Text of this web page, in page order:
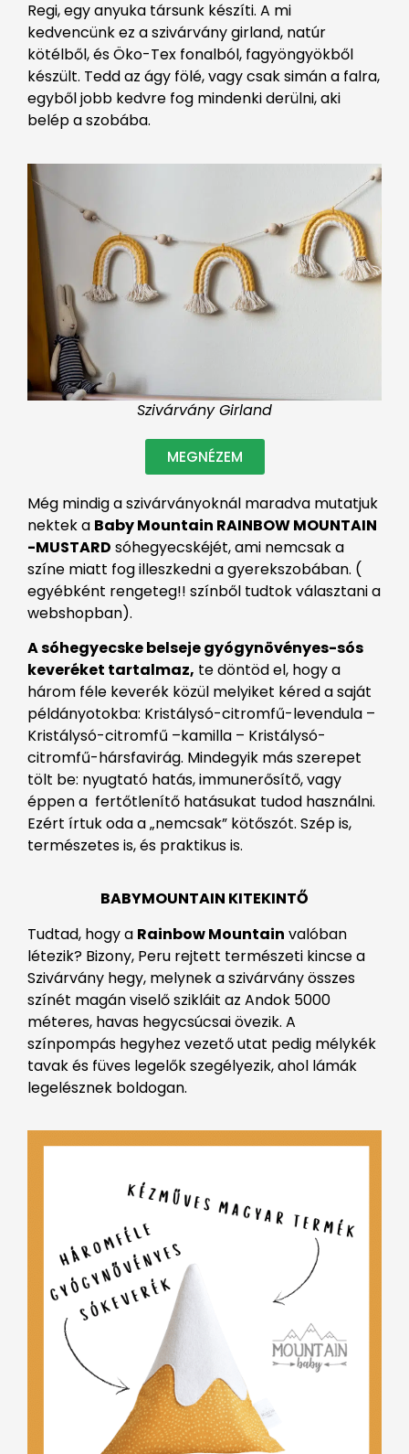
Regi, egy anyuka társunk készíti. A mi
kedvencünk ez a szivárvány girland, natúr
kötélből, és Öko-Tex fonalból, fagyöngyökből
készült. Tedd az ágy fölé, vagy csak simán a falra,
egyből jobb kedvre fog mindenki derülni, aki
belép a szobába.
Szivárvány Girland
MEGNÉZEM
Még mindig a szivárványoknál maradva mutatjuk
nektek a Baby Mountain RAINBOW MOUNTAIN
-MUSTARD sóhegyecskéjét, ami nemcsak a
színe miatt fog illeszkedni a gyerekszobában. (
egyébként rengeteg!! színből tudtok választani a
webshopban).
A sóhegyecske belseje gyógynövényes-sós
keveréket tartalmaz, te döntöd el, hogy a
három féle keverék közül melyiket kéred a saját
példányotokba: Kristálysó-citromfű-levendula –
Kristálysó-citromfű –kamilla – Kristálysó-
citromfű-hársfavirág. Mindegyik más szerepet
tölt be: nyugtató hatás, immunerősítő, vagy
éppen a fertőtlenítő hatásukat tudod használni.
Ezért írtuk oda a „nemcsak” kötőszót. Szép is,
természetes is, és praktikus is.
BABYMOUNTAIN KITEKINTŐ
Tudtad, hogy a Rainbow Mountain valóban
létezik? Bizony, Peru rejtett természeti kincse a
Szivárvány hegy, melynek a szivárvány összes
színét magán viselő szikláit az Andok 5000
méteres, havas hegycsúcsai övezik. A
színpompás hegyhez vezető utat pedig mélykék
tavak és füves legelők szegélyezik, ahol lámák
legelésznek boldogan.